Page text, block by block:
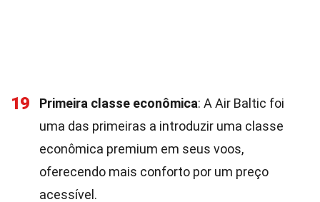
19 Primeira classe econômica: A Air Baltic foi
uma das primeiras a introduzir uma classe
econômica premium em seus voos,
oferecendo mais conforto por um preço
acessível.